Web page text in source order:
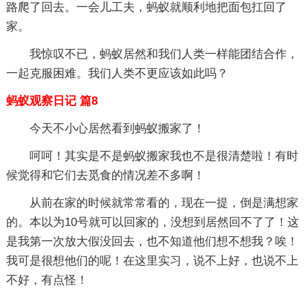
路爬了回去。一会儿工夫，蚂蚁就顺利地把面包扛回了
家。
我惊叹不已，蚂蚁居然和我们人类一样能团结合作，
一起克服困难。我们人类不更应该如此吗？
蚂蚁观察日记 篇8
今天不小心居然看到蚂蚁搬家了！
呵呵！其实是不是蚂蚁搬家我也不是很清楚啦！有时
候觉得和它们去觅食的情况差不多啊！
从前在家的时候就常常看的，现在一提，倒是满想家
的。本以为10号就可以回家的，没想到居然回不了了！这
是我第一次放大假没回去，也不知道他们想不想我？唉！
我可是很想他们的呢！在这里实习，说不上好，也说不上
不好，有点怪！